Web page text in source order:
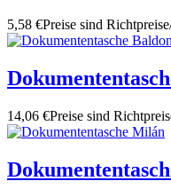
5,58 €Preise sind
14,06 €Preise sind